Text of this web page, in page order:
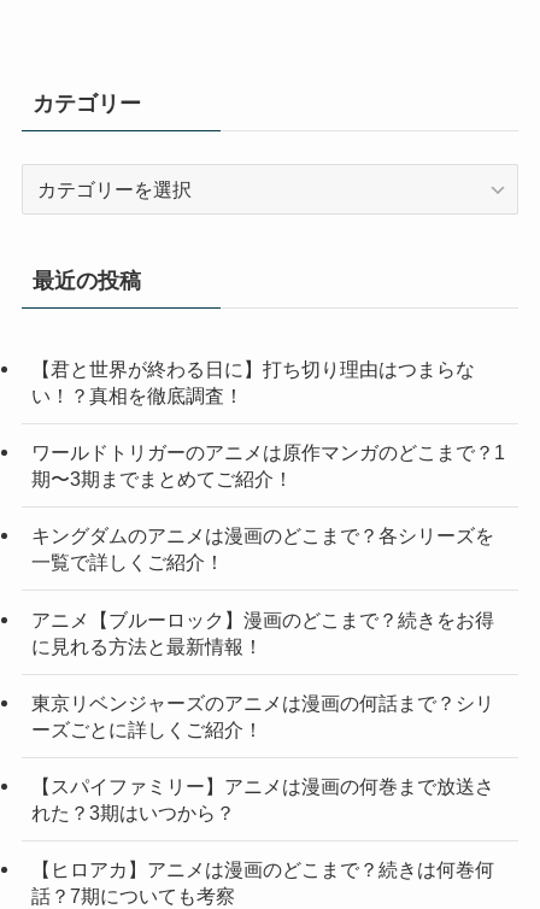
カテゴリー
リ
最近の投稿
【君と世界が終わる日に】打ち切り理由はつまらな
い！？真相を徹底調査！
ワールドトリガーのアニメは原作マンガのどこまで？1
期〜3期までまとめてご紹介！
キングダムのアニメは漫画のどこまで？各シリーズを
一覧で詳しくご紹介！
アニメ【ブルーロック】漫画のどこまで？続きをお得
に見れる方法と最新情報！
東京リベンジャーズのアニメは漫画の何話まで？シリ
ーズごとに詳しくご紹介！
【スパイファミリー】アニメは漫画の何巻まで放送さ
れた？3期はいつから？
【ヒロアカ】アニメは漫画のどこまで？続きは何巻何
話？7期についても考察